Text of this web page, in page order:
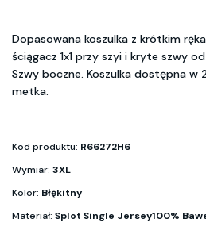
Dopasowana koszulka z krótkim
ściągacz 1x1 przy szyi i kryte szwy
Szwy boczne. Koszulka dostępna w
metka.
Kod produktu: R66272H6
Wymiar: 3XL
Kolor: Błękitny
Materiał: Splot Single Jersey100%